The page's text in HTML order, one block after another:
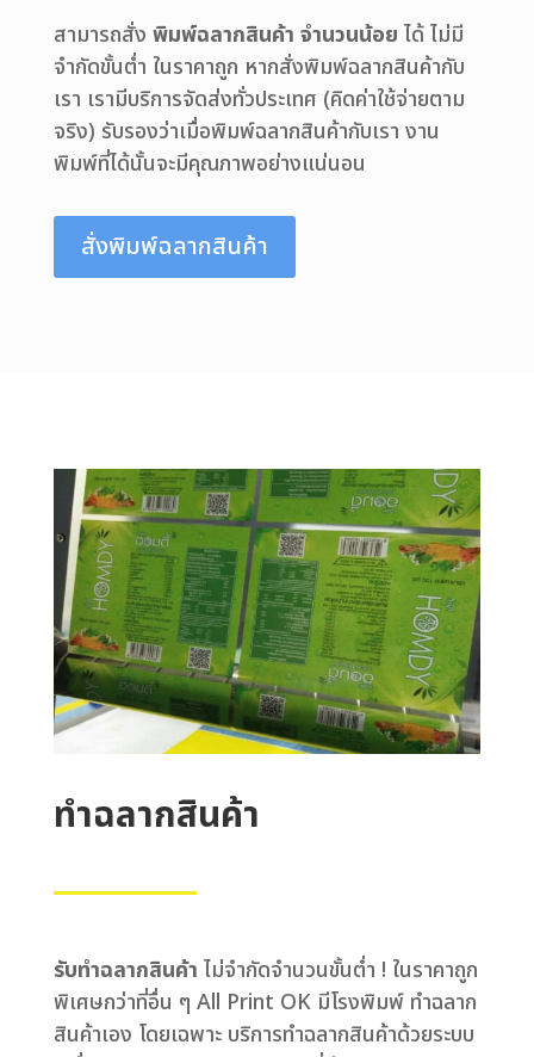
สามารถสั่ง พิมพ์ฉลากสินค้า จำนวนน้อย ได้ ไม่มี
จำกัดขั้นต่ำ ในราคาถูก หากสั่งพิมพ์ฉลากสินค้ากับ
เรา เรามีบริการจัดส่งทั่วประเทศ (คิดค่าใช้จ่ายตาม
จริง) รับรองว่าเมื่อพิมพ์ฉลากสินค้ากับเรา งาน
พิมพ์ที่ได้นั้นจะมีคุณภาพอย่างแน่นอน
สั่งพิมพ์ฉลากสินค้า
ทําฉลากสินค้า
รับทำฉลากสินค้า ไม่จำกัดจำนวนขั้นต่ำ ! ในราคาถูก
พิเศษกว่าที่อื่น ๆ All Print OK มีโรงพิมพ์ ทำฉลาก
สินค้าเอง โดยเฉพาะ บริการทำฉลากสินค้าด้วยระบบ